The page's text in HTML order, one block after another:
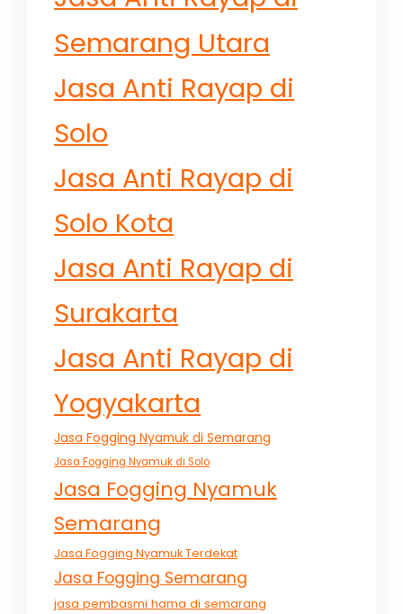
Semarang Utara
Jasa Anti Rayap di
Solo
Jasa Anti Rayap di
Solo Kota
Jasa Anti Rayap di
Surakarta
Jasa Anti Rayap di
Yogyakarta
Jasa Fogging Nyamuk di Semarang
Jasa Fogging Nyamuk di Solo
Jasa Fogging Nyamuk
Semarang
Jasa Fogging Nyamuk Terdekat
Jasa Fogging Semarang
jasa pembasmi hama di semarang